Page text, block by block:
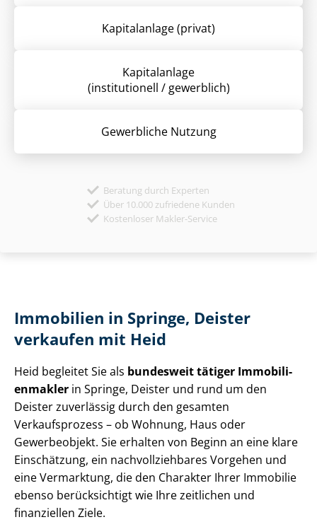
Kapitalanlage (privat)
Kapitalanlage
(institutionell / gewerblich)
Gewerbliche Nutzung
Beratung durch Experten
Über 10.000 zufriedene Kunden
Kostenloser Makler-Service
Immobilien in Springe, Deister
verkaufen mit Heid
Heid begleitet Sie als bundesweit tätiger Im­mo­bi­li­
en­mak­ler in Springe, Deister und rund um den
Deister zuverlässig durch den gesamten
Verkaufsprozess – ob Wohnung, Haus oder
Gewerbeobjekt. Sie erhalten von Beginn an eine klare
Einschätzung, ein nach­voll­zieh­ba­res Vorgehen und
eine Vermarktung, die den Charakter Ihrer Immobilie
ebenso berücksichtigt wie Ihre zeitlichen und
finanziellen Ziele.